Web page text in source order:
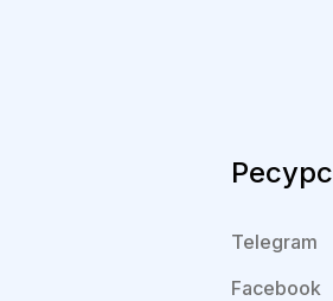
Telegram
Facebook